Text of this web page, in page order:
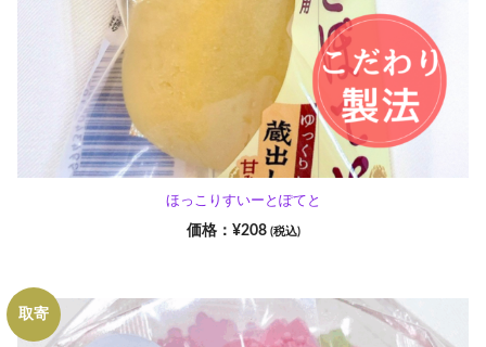
ほっこりすいーとぽてと
¥208 (税込)
取寄